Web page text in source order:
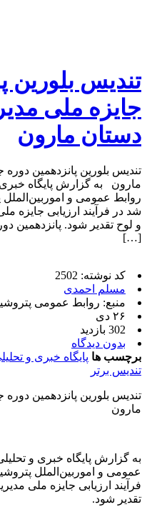
تندیس بلورین
جایزه ملی
دستان مارون
تندیس بلورین پانزدهمین
مارون به گزارش پایگاه خبری
روابط عمومی و
شد در فرآیند ارزیابی جایزه
و لوح تقدیر شود. پانزدهمین
[…]
کد نوشته: 2502
مسلم احمدی
منبع: روابط عمومی
۲۶ دی
302 بازدید
بدون دیدگاه
برچسب ها پایگاه خبری و
تندیس برتر
تندیس بلورین پانزدهمین
مارون
به گزارش پایگاه خبری و
عمومی و اموربین‌الملل
فرآیند ارزیابی جایزه ملی
تقدیر شود.